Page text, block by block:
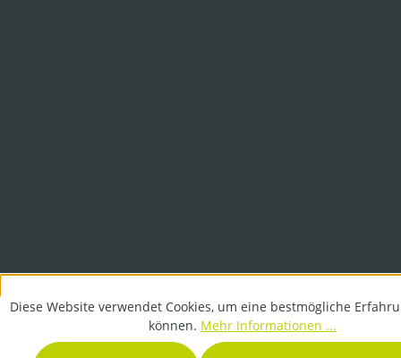
Diese Website verwendet Cookies, um eine bestmögliche
können. Mehr Informationen ...